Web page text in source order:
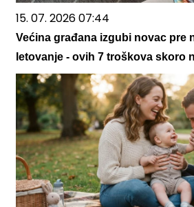
15. 07. 2026 07:44
Većina građana izgubi novac pre
letovanje - ovih 7 troškova skoro